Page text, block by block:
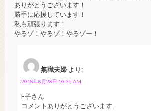
ありがとうございます！
勝手に応援しています！
私も頑張ります！
やるゾ！やるゾ！やるゾー！
無職夫婦 より:
2018年8月28日 10:35 AM
F子さん
コメントありがとうございます。